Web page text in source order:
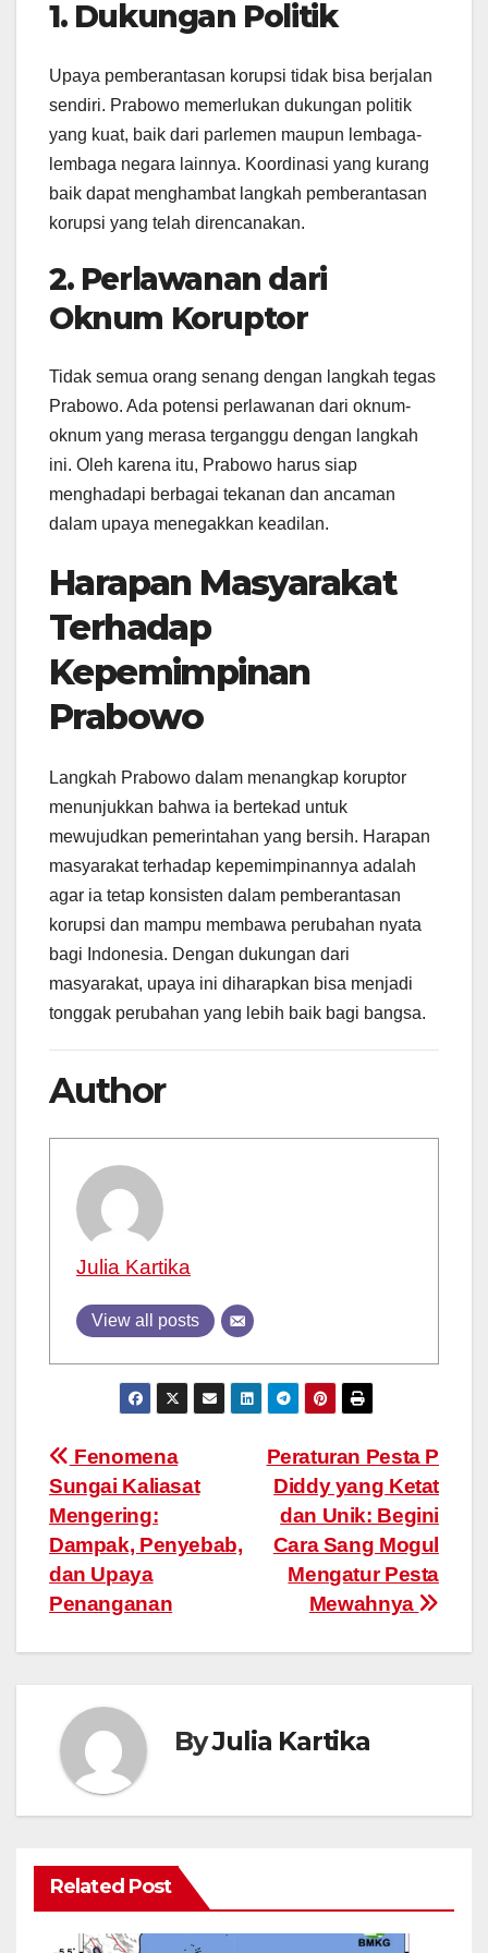
1. Dukungan Politik
Upaya pemberantasan korupsi tidak bisa berjalan
sendiri. Prabowo memerlukan dukungan politik
yang kuat, baik dari parlemen maupun lembaga-
lembaga negara lainnya. Koordinasi yang kurang
baik dapat menghambat langkah pemberantasan
korupsi yang telah direncanakan.
2. Perlawanan dari
Oknum Koruptor
Tidak semua orang senang dengan langkah tegas
Prabowo. Ada potensi perlawanan dari oknum-
oknum yang merasa terganggu dengan langkah
ini. Oleh karena itu, Prabowo harus siap
menghadapi berbagai tekanan dan ancaman
dalam upaya menegakkan keadilan.
Harapan Masyarakat
Terhadap
Kepemimpinan
Prabowo
Langkah Prabowo dalam menangkap koruptor
menunjukkan bahwa ia bertekad untuk
mewujudkan pemerintahan yang bersih. Harapan
masyarakat terhadap kepemimpinannya adalah
agar ia tetap konsisten dalam pemberantasan
korupsi dan mampu membawa perubahan nyata
bagi Indonesia. Dengan dukungan dari
masyarakat, upaya ini diharapkan bisa menjadi
tonggak perubahan yang lebih baik bagi bangsa.
Author
Julia Kartika
View all posts
Post
navigation
Peraturan Pesta P
Diddy yang Ketat
dan Unik: Begini
Cara Sang Mogul
Mengatur Pesta
Mewahnya
Fenomena
Sungai Kaliasat
Mengering:
Dampak, Penyebab,
dan Upaya
Penanganan
ByJulia Kartika
Related Post